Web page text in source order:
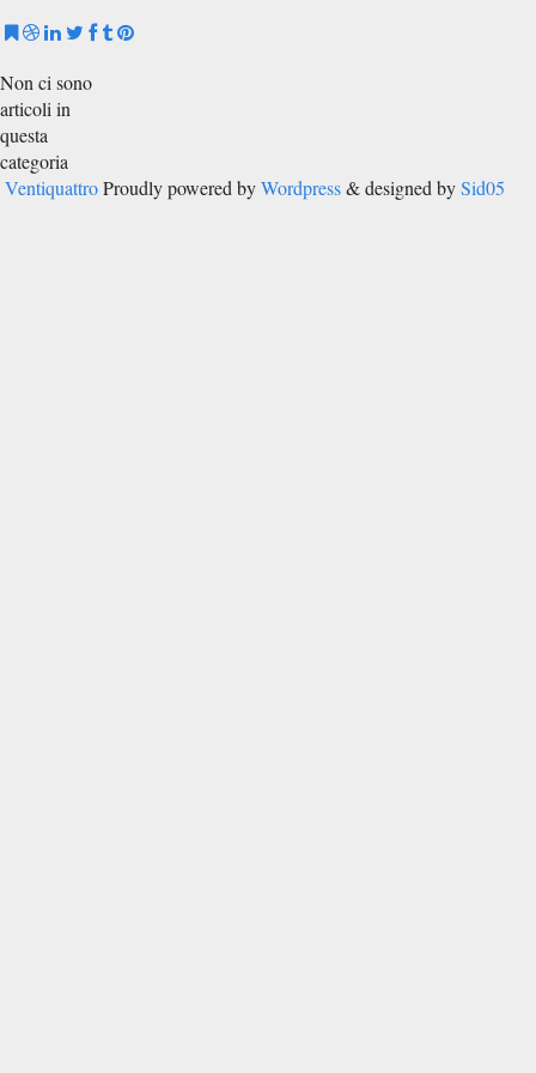
Non ci sono
articoli in
questa
categoria
Ventiquattro Proudly powered byWordpress& designed bySid05